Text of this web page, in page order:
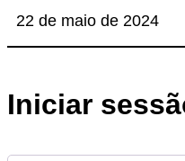
22 de maio de 2024
Iniciar